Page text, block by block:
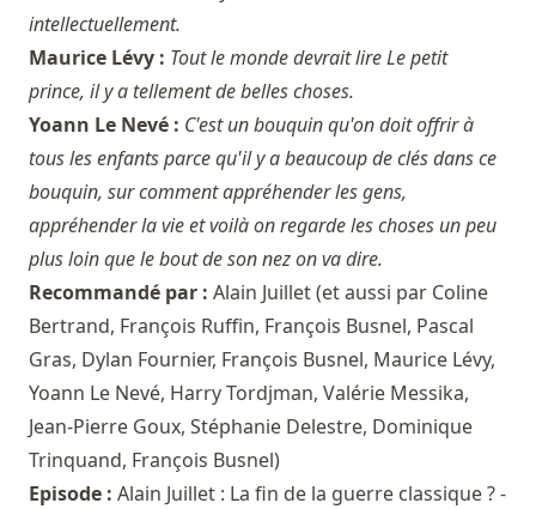
intellectuellement.
Maurice Lévy : Tout le monde devrait lire Le petit
prince, il y a tellement de belles choses.
Yoann Le Nevé : C'est un bouquin qu'on doit offrir à
tous les enfants parce qu'il y a beaucoup de clés dans ce
bouquin, sur comment appréhender les gens,
appréhender la vie et voilà on regarde les choses un peu
plus loin que le bout de son nez on va dire.
Recommandé par : Alain Juillet(et aussi par Coline
Bertrand, François Ruffin, François Busnel, Pascal
Gras, Dylan Fournier, François Busnel, Maurice Lévy,
Yoann Le Nevé, Harry Tordjman, Valérie Messika,
Jean-Pierre Goux, Stéphanie Delestre, Dominique
Trinquand, François Busnel)
Episode : Alain Juillet : La fin de la guerre classique ? -